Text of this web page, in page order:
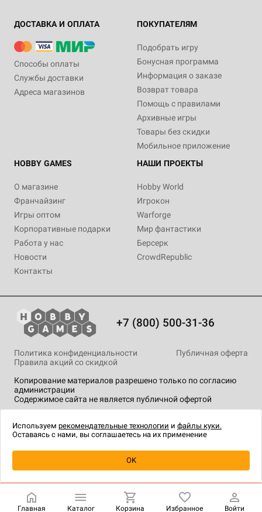
Уведомить о наличии
ДОСТАВКА И ОПЛАТА
Способы оплаты
Службы доставки
Адреса магазинов
ПОКУПАТЕЛЯМ
Подобрать игру
Бонусная программа
Информация о заказе
Возврат товара
Помощь с правилами
Архивные игры
Товары без скидки
Мобильное приложение
HOBBY GAMES
О магазине
Франчайзинг
Игры оптом
Корпоративные подарки
Работа у нас
Новости
Контакты
НАШИ ПРОЕКТЫ
Hobby World
Игрокон
Warforge
Мир фантастики
Берсерк
CrowdRepublic
+7 (800) 500-31-36
Копирование материалов разрешено только по согласию
администрации
Содержимое сайта не является публичной офертой
Политика конфиденциальности
Публичная оферта
Правила акций со скидкой
технологии.
Главная Каталог Корзина Избранное Войти
Используем рекомендательные технологии и файлы куки.
Оставаясь с нами, вы соглашаетесь на их применение
OK